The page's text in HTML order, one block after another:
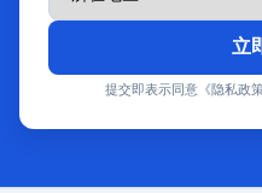
立
提交即表示同意《隐私政